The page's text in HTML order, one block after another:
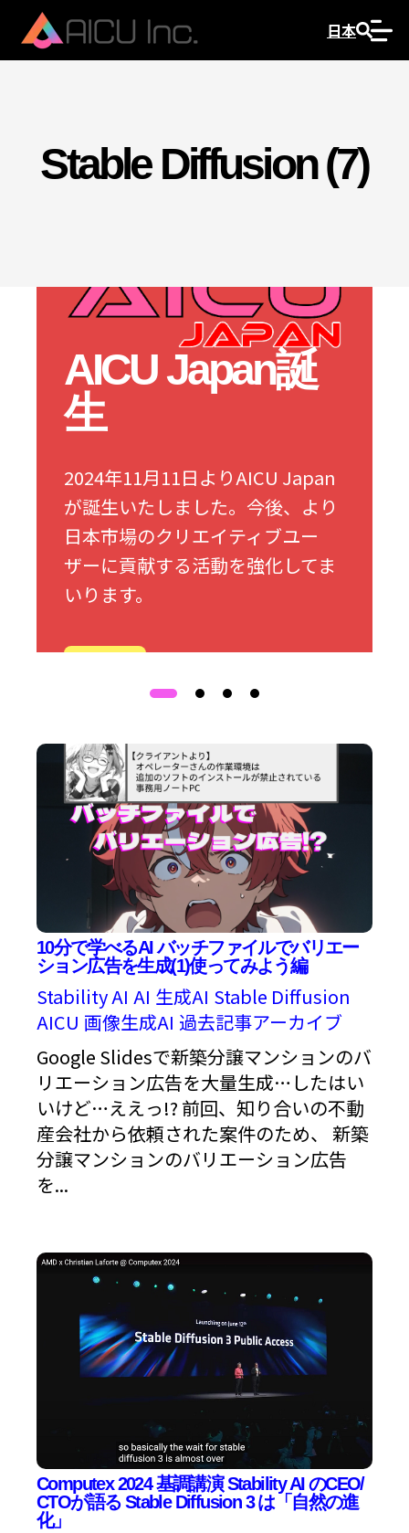
日本
Stable Diffusion (7)
AICU Japan誕
生
2024年11月11日よりAICU Japan
が誕生いたしました。今後、より
日本市場のクリエイティブユー
ザーに貢献する活動を強化してま
いります。
10分で学べるAI バッチファイルでバリエー
ション広告を生成(1)使ってみよう編
Stability AI AI 生成AI Stable Diffusion
AICU 画像生成AI 過去記事アーカイブ
Google Slidesで新築分譲マンションのバ
リエーション広告を大量生成…したはい
いけど…ええっ!? 前回、知り合いの不動
産会社から依頼された案件のため、 新築
分譲マンションのバリエーション広告
を...
Computex 2024 基調講演 Stability AI のCEO/
CTOが語る Stable Diffusion 3 は「自然の進
化」